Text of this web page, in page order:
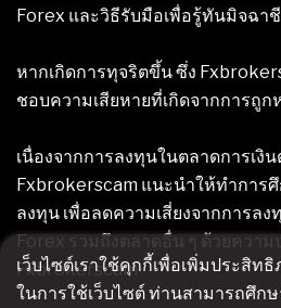
เว็บไซต์เราใช้คุกกี้เพื่อเพิ่มประสิ
ในการใช้เว็บไซต์ ท่านสามารถศึกษ
Forex และวิธีรับมือเพื่อรู้ทันมิจฉา
หากเกิดการทุจริตขึ้น ซึ่ง
ชอบความเสียหายที่เกิดจากการถู
เนื่องจากการลงทุนในตลาดการเงิ
Fxbrokerscam แนะนำให้ทำการ
ลงทุน เพื่อลดความเสี่ยงจากการล
Forex รวมถึงตลาดอื่น ๆ ด้วยความ
Fxbrokerscam